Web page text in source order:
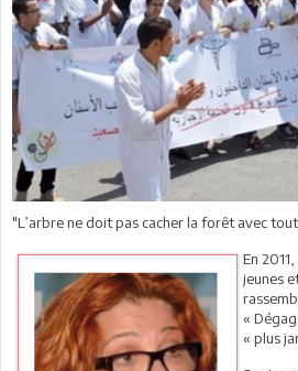
"L’arbre ne doit pas cacher la forêt avec
En
jeunes
«
« plus